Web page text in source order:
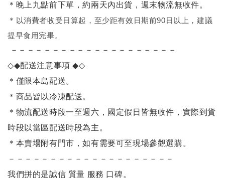
＊晚上九點前下單，約兩天內出貨，週末物流無收件。
＊ 以消費者收受日算起，至少距有效日期前90日以上，建議
提早食用完畢。
－－－－－－－－－－－－－－－－－－－－
◇◆配送注意事項◆◇
＊僅限本島配送。
＊商品皆以冷凍配送。
＊物流配送時段一至週六，國定假日皆無收件，實際到貨
時段以當區配送時段為主。
＊本賣場附有門市，如有需要可至現場參觀選購。
－－－－－－－－－－－－－－－－－－－－
我們拼的是誠信 質量 服務 口碑。